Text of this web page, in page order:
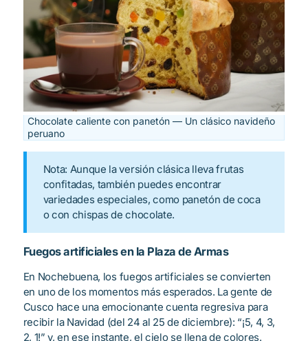
Chocolate caliente con panetón — Un clásico navideño
peruano
Nota: Aunque la versión clásica lleva frutas
confitadas, también puedes encontrar
variedades especiales, como panetón de coca
o con chispas de chocolate.
Fuegos artificiales en la Plaza de Armas
En Nochebuena, los fuegos artificiales se convierten
en uno de los momentos más esperados. La gente de
Cusco hace una emocionante cuenta regresiva para
recibir la Navidad (del 24 al 25 de diciembre): “¡5, 4, 3,
2, 1!” y, en ese instante, el cielo se llena de colores.